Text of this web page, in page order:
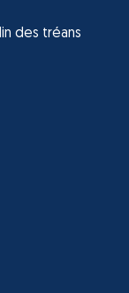
des tréans